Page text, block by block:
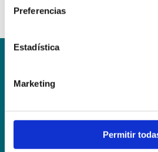
Preferencias
Estadística
Marketing
Permitir
AVISO LEGAL – TÉRMINOS Y
Webmail